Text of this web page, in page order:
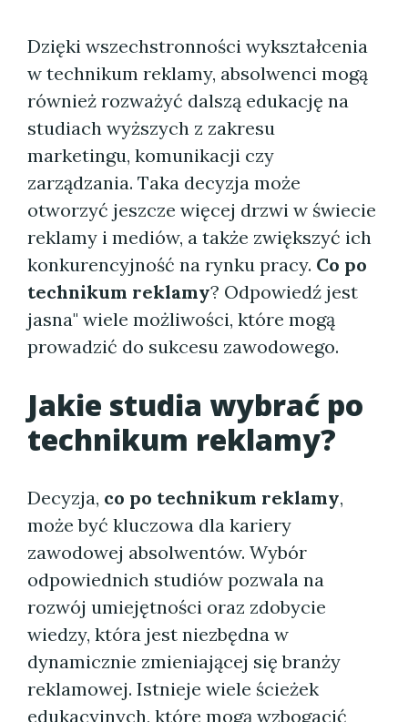
Dzięki wszechstronności wykształcenia
w technikum reklamy, absolwenci mogą
również rozważyć dalszą edukację na
studiach wyższych z zakresu
marketingu, komunikacji czy
zarządzania. Taka decyzja może
otworzyć jeszcze więcej drzwi w świecie
reklamy i mediów, a także zwiększyć ich
konkurencyjność na rynku pracy. Co po
technikum reklamy? Odpowiedź jest
jasna" wiele możliwości, które mogą
prowadzić do sukcesu zawodowego.
Jakie studia wybrać po
technikum reklamy?
Decyzja, co po technikum reklamy,
może być kluczowa dla kariery
zawodowej absolwentów. Wybór
odpowiednich studiów pozwala na
rozwój umiejętności oraz zdobycie
wiedzy, która jest niezbędna w
dynamicznie zmieniającej się branży
reklamowej. Istnieje wiele ścieżek
edukacyjnych, które mogą wzbogacić